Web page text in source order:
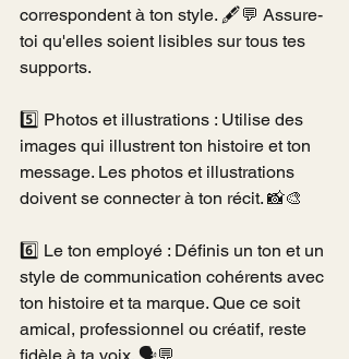
correspondent à ton style. 🖋️💬 Assure-
toi qu'elles soient lisibles sur tous tes
supports.
5️⃣ Photos et illustrations : Utilise des
images qui illustrent ton histoire et ton
message. Les photos et illustrations
doivent se connecter à ton récit. 📸🎨
6️⃣ Le ton employé : Définis un ton et un
style de communication cohérents avec
ton histoire et ta marque. Que ce soit
amical, professionnel ou créatif, reste